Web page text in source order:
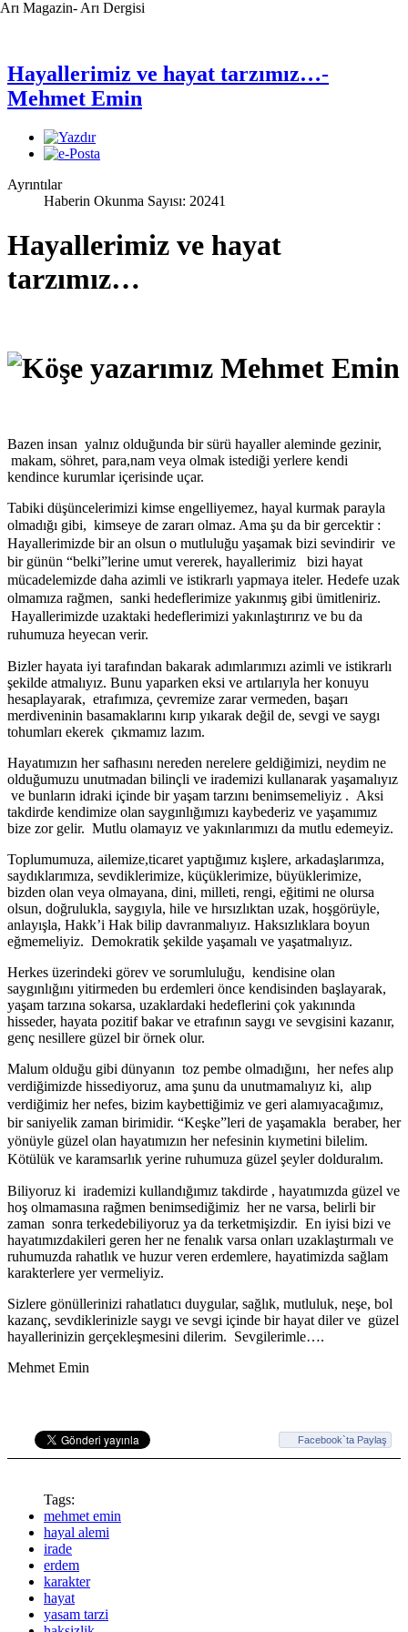
Arı Magazin- Arı Dergisi
Hayallerimiz ve hayat tarzımız…-
Mehmet Emin
Ayrıntılar
Haberin Okunma Sayısı: 20241
Hayallerimiz ve hayat
tarzımız…
Köşe yazarımız Mehmet Emin
Bazen insan yalnız olduğunda bir sürü hayaller aleminde gezinir,
makam, söhret, para,nam veya olmak istediği yerlere kendi
kendince kurumlar içerisinde uçar.
Tabiki düşüncelerimizi kimse engelliyemez, hayal kurmak parayla
olmadığı gibi, kimseye de zararı olmaz. Ama şu da bir gercektir :
Hayallerimizde bir an olsun o mutluluğu yaşamak bizi sevindirir ve
bir günün “belki”lerine umut vererek, hayallerimiz bizi hayat
mücadelemizde daha azimli ve istikrarlı yapmaya iteler. Hedefe uzak
olmamıza rağmen, sanki hedeflerimize yakınmış gibi ümitleniriz.
Hayallerimizde uzaktaki hedeflerimizi yakınlaştırırız ve bu da
ruhumuza heyecan verir.
Bizler hayata iyi tarafından bakarak adımlarımızı azimli ve istikrarlı
şekilde atmalıyız. Bunu yaparken eksi ve artılarıyla her konuyu
hesaplayarak, etrafımıza, çevremize zarar vermeden, başarı
merdiveninin basamaklarını kırıp yıkarak değil de, sevgi ve saygı
tohumları ekerek çıkmamız lazım.
Hayatımızın her safhasını nereden nerelere geldiğimizi, neydim ne
olduğumuzu unutmadan bilinçli ve irademizi kullanarak yaşamalıyız
ve bunların idraki içinde bir yaşam tarzını benimsemeliyiz . Aksi
takdirde kendimize olan saygınlığımızı kaybederiz ve yaşamımız
bize zor gelir. Mutlu olamayız ve yakınlarımızı da mutlu edemeyiz.
Toplumumuza, ailemize,ticaret yaptığımız kışlere, arkadaşlarımza,
saydıklarımıza, sevdiklerimize, küçüklerimize, büyüklerimize,
bizden olan veya olmayana, dini, milleti, rengi, eğitimi ne olursa
olsun, doğrulukla, saygıyla, hile ve hırsızlıktan uzak, hoşgörüyle,
anlayışla, Hakk’i Hak bilip davranmalıyız. Haksızlıklara boyun
eğmemeliyiz. Demokratik şekilde yaşamalı ve yaşatmalıyız.
Herkes üzerindeki görev ve sorumluluğu, kendisine olan
saygınlığını yitirmeden bu erdemleri önce kendisinden başlayarak,
yaşam tarzına sokarsa, uzaklardaki hedeflerini çok yakınında
hisseder, hayata pozitif bakar ve etrafının saygı ve sevgisini kazanır,
genç nesillere güzel bir örnek olur.
Malum olduğu gibi dünyanın toz pembe olmadığını, her nefes alıp
verdiğimizde hissediyoruz, ama şunu da unutmamalıyız ki, alıp
verdiğimiz her nefes, bizim kaybettiğimiz ve geri alamıyacağımız,
bir saniyelik zaman birimidir. “Keşke”leri de yaşamakla beraber, her
yönüyle güzel olan hayatımızın her nefesinin kıymetini bilelim.
Kötülük ve karamsarlık yerine ruhumuza güzel şeyler dolduralım.
Biliyoruz ki irademizi kullandığımız takdirde , hayatımızda güzel ve
hoş olmamasına rağmen benimsediğimiz her ne varsa, belirli bir
zaman sonra terkedebiliyoruz ya da terketmişizdir. En iyisi bizi ve
hayatımızdakileri geren her ne fenalık varsa onları uzaklaştırmalı ve
ruhumuzda rahatlık ve huzur veren erdemlere, hayatimizda sağlam
karakterlere yer vermeliyiz.
Sizlere gönüllerinizi rahatlatıcı duygular, sağlık, mutluluk, neşe, bol
kazanç, sevdiklerinizle saygı ve sevgi içinde bir hayat diler ve güzel
hayallerinizin gerçekleşmesini dilerim. Sevgilerimle….
Mehmet Emin
Facebook`ta Paylaş
Tags:
mehmet emin
hayal alemi
irade
erdem
karakter
hayat
yasam tarzi